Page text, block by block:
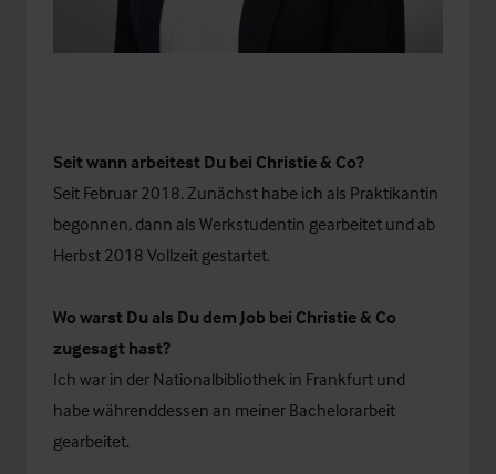
Seit wann arbeitest Du bei Christie & Co?
Seit Februar 2018. Zunächst habe ich als Praktikantin
begonnen, dann als Werkstudentin gearbeitet und ab
Herbst 2018 Vollzeit gestartet.
Wo warst Du als Du dem Job bei Christie & Co
zugesagt hast?
Ich war in der Nationalbibliothek in Frankfurt und
habe währenddessen an meiner Bachelorarbeit
gearbeitet.